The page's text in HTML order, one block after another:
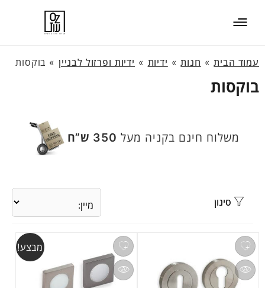
עמוד הבית» חנות» ידיות » ידיות ופרזול לבניין » בוקסות
בוקסות
משלוח חינם בקניה מעל 350 ש”ח
סינון
מבצע!